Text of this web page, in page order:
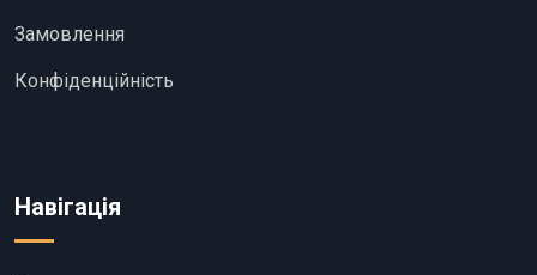
Замовлення
Конфіденційність
Навігація